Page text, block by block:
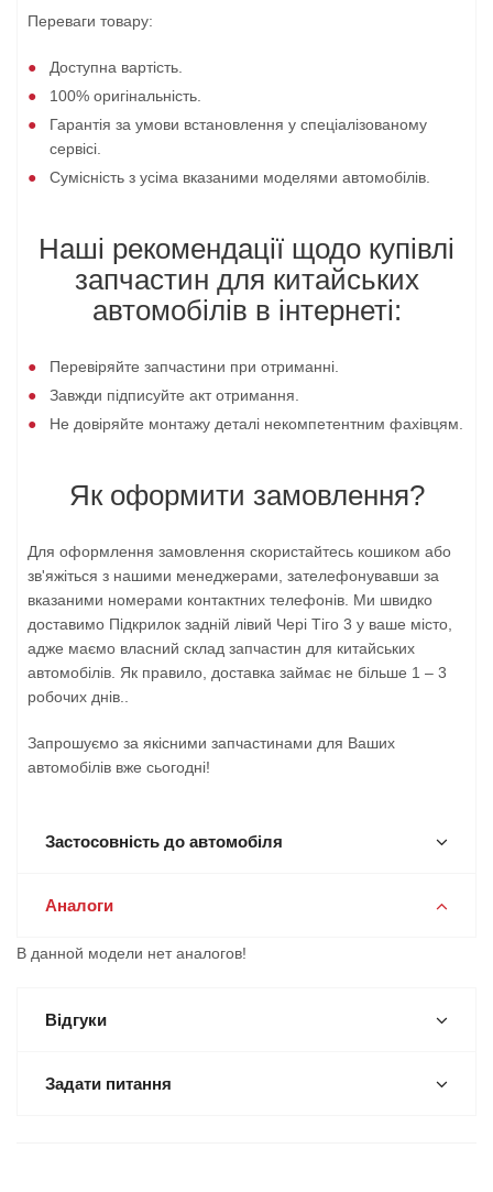
Переваги товару:
Доступна вартість.
100% оригінальність.
Гарантія за умови встановлення у спеціалізованому
сервісі.
Сумісність з усіма вказаними моделями автомобілів.
Наші рекомендації щодо купівлі
запчастин для китайських
автомобілів в інтернеті:
Перевіряйте запчастини при отриманні.
Завжди підписуйте акт отримання.
Не довіряйте монтажу деталі некомпетентним фахівцям.
Як оформити замовлення?
Для оформлення замовлення скористайтесь кошиком або
зв'яжіться з нашими менеджерами, зателефонувавши за
вказаними номерами контактних телефонів. Ми швидко
доставимо Підкрилок задній лівий Чері Тіго 3 у ваше місто,
адже маємо власний склад запчастин для китайських
автомобілів. Як правило, доставка займає не більше 1 – 3
робочих днів..
Запрошуємо за якісними запчастинами для Ваших
автомобілів вже сьогодні!
Застосовність до автомобіля
Аналоги
В данной модели нет аналогов!
Відгуки
Задати питання